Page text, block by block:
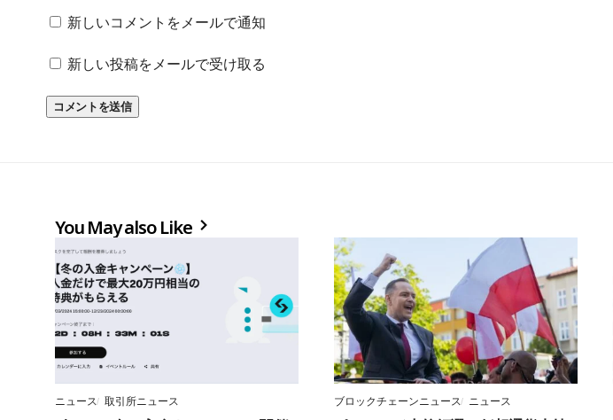
新しいコメントをメールで通知
新しい投稿をメールで受け取る
You May also Like
ニュース 取引所ニュース ブロックチェーンニュース ニュース